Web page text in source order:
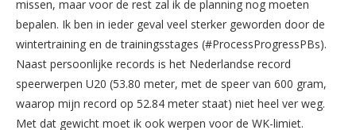
missen, maar voor de rest zal ik de planning nog moeten
bepalen. Ik ben in ieder geval veel sterker geworden door de
wintertraining en de trainingsstages (#ProcessProgressPBs).
Naast persoonlijke records is het Nederlandse record
speerwerpen U20 (53.80 meter, met de speer van 600 gram,
waarop mijn record op 52.84 meter staat) niet heel ver weg.
Met dat gewicht moet ik ook werpen voor de WK-limiet.